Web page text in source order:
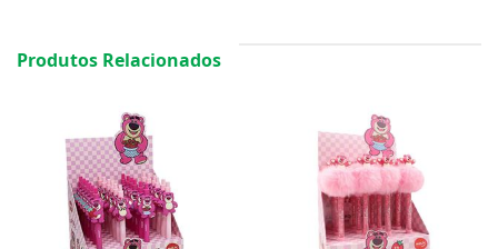
Produtos Relacionados